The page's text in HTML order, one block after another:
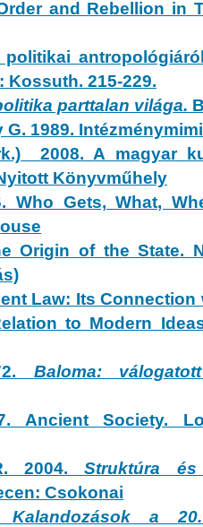
and Rebellion in
politikai
Kossuth. 215-229.
parttalan világa.
G. 1989.
2008. A magyar
Könyvműhely
Who Gets, What,
Origin of the State.
Law: Its
to Modern
Baloma:
Ancient Society.
2004.Struktúra
Csokonai
Kalandozások a